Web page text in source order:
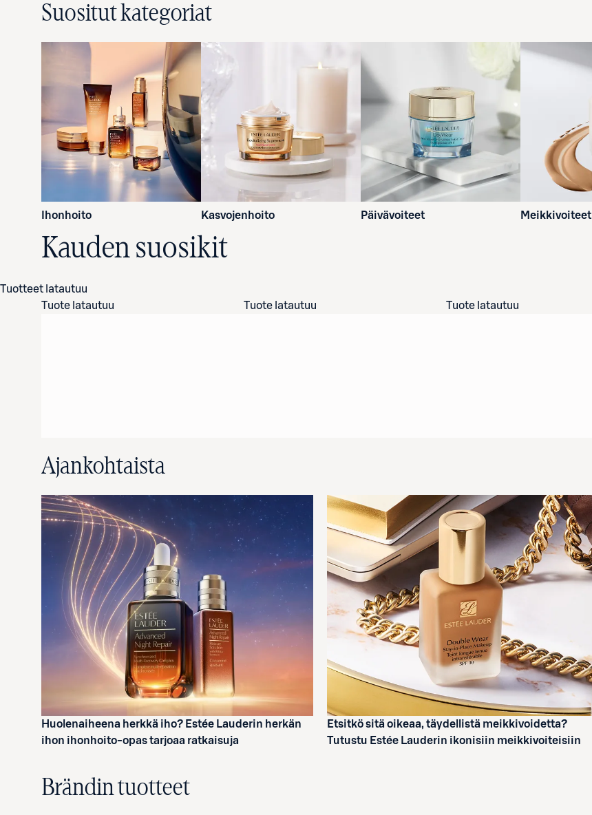
Suositut kategoriat
Ihonhoito Kasvojenhoito Päivävoiteet Meikkivoiteet
Kauden suosikit
Tuotteet latautuu
Tuote latautuu
Tuote latautuu Tuote latautuu
Ajankohtaista
Huolenaiheena herkkä iho? Estée Lauderin herkän
ihon ihonhoito-opas tarjoaa ratkaisuja
Etsitkö sitä oikeaa, täydellistä meikkivoidetta?
Tutustu Estée Lauderin ikonisiin meikkivoiteisiin
Brändin tuotteet